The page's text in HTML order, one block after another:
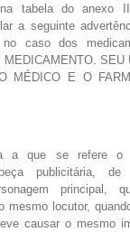
tabela do anexo
a seguinte
caso dos
SEU
MÉDICO E O
a que se refere o
publicitária,
principal,
mesmo locutor,
causar o mesmo